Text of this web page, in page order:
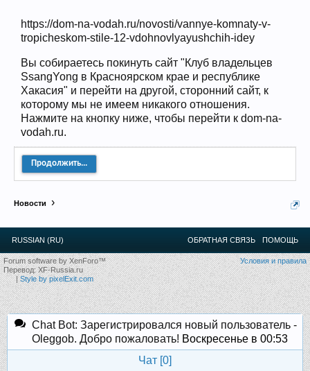
Vahmurka
Прошедшие встречи клуба:1.2.3 .4.5.6 .7.8.9.10.11
12.13.14.15. 16.17.18.19.20. 21.22 .23.24.
Ближайшие мероприятия: 16 Августа 2026 года, 11
https://dom-na-vodah.ru/novosti/vannye-komnaty-v-
tropicheskom-stile-12-vdohnovlyayushchih-idey
Вы собираетесь покинуть сайт "Клуб владельцев
SsangYong в Красноярском крае и республике
Хакасия" и перейти на другой, сторонний сайт, к
которому мы не имеем никакого отношения.
Нажмите на кнопку ниже, чтобы перейти к dom-na-
vodah.ru.
Продолжить...
Новости
RUSSIAN (RU) ОБРАТНАЯ СВЯЗЬ ПОМОЩЬ
Условия и правила
Forum software by XenForo™
Перевод:XF-Russia.ru
|Style by pixelExit.com
Chat Bot: Зарегистрировался новый пользователь -
Oleggob. Добро пожаловать! Воскресенье в 00:53
Чат [0]